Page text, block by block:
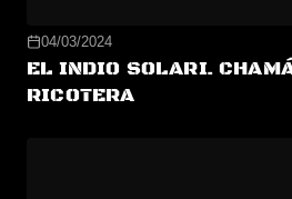
04/03/2024
EL INDIO SOLARI.
RICOTERA